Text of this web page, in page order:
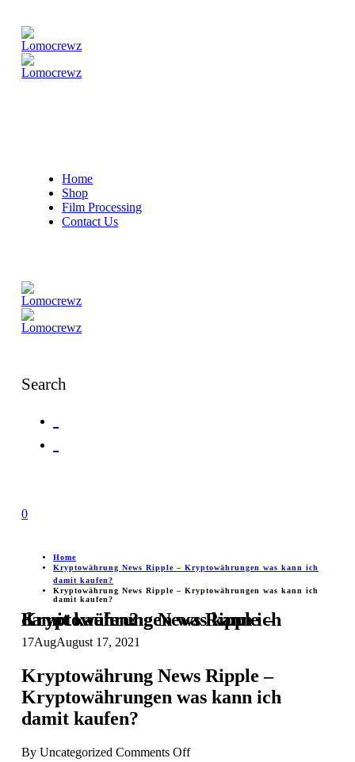
Home
Shop
Film Processing
Contact Us
Search
0
Home
Kryptowährung News Ripple – Kryptowährungen was kann ich
damit kaufen?
Kryptowährung News Ripple – Kryptowährungen was kann ich
damit kaufen?
Kryptowährung News Ripple – Kryptowährungen was kann ich damit kaufen?
17AugAugust 17, 2021
Kryptowährung News Ripple –
Kryptowährungen was kann ich
damit kaufen?
By UncategorizedComments Offon